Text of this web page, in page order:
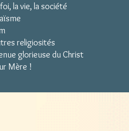
la vie, la société
religiosités
glorieuse du Christ
Mère !